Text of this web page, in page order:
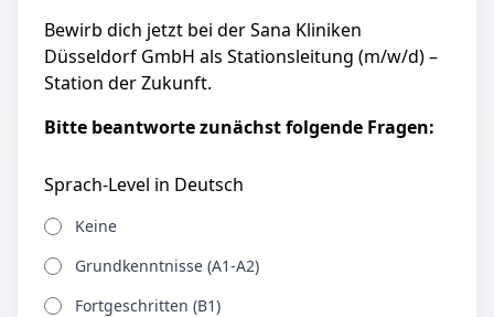
Bewirb dich jetzt bei der Sana Kliniken
Düsseldorf GmbH als Stationsleitung (m/w/d) –
Station der Zukunft.
Bitte beantworte zunächst folgende Fragen:
Sprach-Level in Deutsch
Keine
Grundkenntnisse (A1-A2)
Fortgeschritten (B1)